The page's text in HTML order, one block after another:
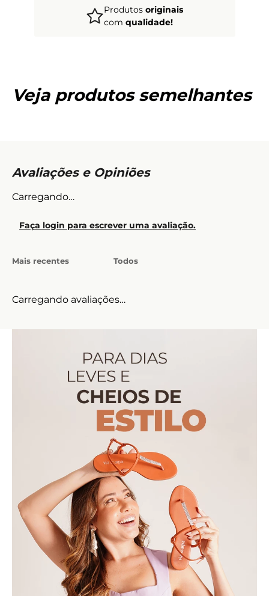
Produtos originais
com qualidade!
Veja produtos semelhantes
Carregando…
Faça login para escrever uma avaliação.
Mais recentes Todos
Carregando avaliações…